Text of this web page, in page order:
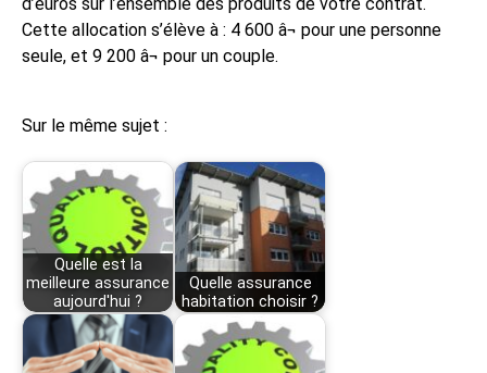
d’euros sur l’ensemble des produits de votre contrat.
Cette allocation s’élève à : 4 600 â¬ pour une personne
seule, et 9 200 â¬ pour un couple.
Sur le même sujet :
Quelle est la
meilleure assurance
aujourd'hui ?
Quelle assurance
habitation choisir ?